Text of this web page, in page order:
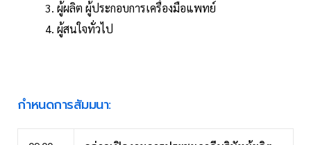
3. ผู้ผลิต ผู้ประกอบการเครื่องมือแพทย์
4. ผู้สนใจทั่วไป
กำหนดการสัมมนา: